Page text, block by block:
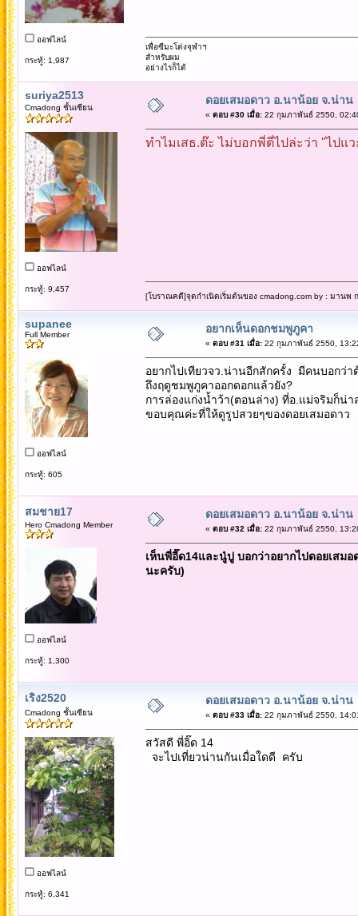
ออฟไลน์
กระทู้: 1,987
เพื่อซีมะโด่งจุฬาฯ
สำหรับผม
อย่างไรก็ได้
suriya2513
Cmadong ชั้นเซียน
ออฟไลน์
กระทู้: 9,457
ดอยเสมอดาว อ.นาน้อย จ.น่าน
« ตอบ #30 เมื่อ:22 กุมภาพันธ์ 2550,
ทำไมเสธ.ต๊ะ ไม่บอกพี่ตี๋ไปล่ะว่า "ไปแ
[โบราณคดี]จุดกำเนิดเริ่มต้นของ cmadong.com by : มานพ
supanee
Full Member
ออฟไลน์
กระทู้: 605
อยากเห็นดอกชมพูภูคา
« ตอบ #31 เมื่อ:22 กุมภาพันธ์ 2550,
อยากไปเทียวจว.น่านอีกสักครั้ง มีคนบอกว่
ถึงฤดูชมพูภูคาออกดอกแล้วยัง?
การล่องแก่งน้ำว้า(ตอนล่าง) ที่อ.แม่จริมก็น่า
ขอบคุณค่ะที่ให้ดูรูปสวยๆของดอยเสมอดาว
สมชาย17
Hero Cmadong Member
ออฟไลน์
กระทู้: 1,300
ดอยเสมอดาว อ.นาน้อย จ.น่าน
« ตอบ #32 เมื่อ:22 กุมภาพันธ์ 2550,
เห็นพี่อี๊ด14และนู๋ปู บอกว่าอยากไปดอยเสม
นะครับ)
เริง2520
Cmadong ชั้นเซียน
ออฟไลน์
กระทู้: 6,341
ดอยเสมอดาว อ.นาน้อย จ.น่าน
« ตอบ #33 เมื่อ:22 กุมภาพันธ์ 2550,
สวัสดี พี่อิ๊ด 14
จะไปเที่ยวน่านกันเมื่อใดดี ครับ